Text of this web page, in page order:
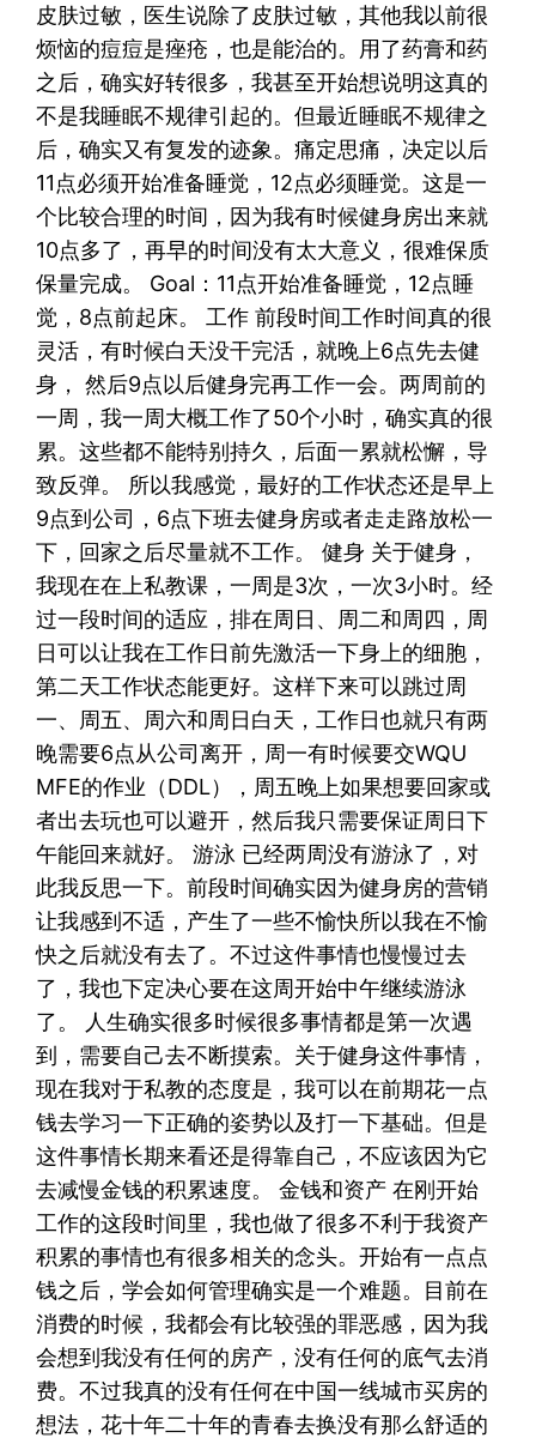
皮肤过敏，医生说除了皮肤过敏，其他我以前很
烦恼的痘痘是痤疮，也是能治的。用了药膏和药
之后，确实好转很多，我甚至开始想说明这真的
不是我睡眠不规律引起的。但最近睡眠不规律之
后，确实又有复发的迹象。痛定思痛，决定以后
11点必须开始准备睡觉，12点必须睡觉。这是一
个比较合理的时间，因为我有时候健身房出来就
10点多了，再早的时间没有太大意义，很难保质
保量完成。 Goal：11点开始准备睡觉，12点睡
觉，8点前起床。 工作 前段时间工作时间真的很
灵活，有时候白天没干完活，就晚上6点先去健
身， 然后9点以后健身完再工作一会。两周前的
一周，我一周大概工作了50个小时，确实真的很
累。这些都不能特别持久，后面一累就松懈，导
致反弹。 所以我感觉，最好的工作状态还是早上
9点到公司，6点下班去健身房或者走走路放松一
下，回家之后尽量就不工作。 健身 关于健身，
我现在在上私教课，一周是3次，一次3小时。经
过一段时间的适应，排在周日、周二和周四，周
日可以让我在工作日前先激活一下身上的细胞，
第二天工作状态能更好。这样下来可以跳过周
一、周五、周六和周日白天，工作日也就只有两
晚需要6点从公司离开，周一有时候要交WQU
MFE的作业（DDL），周五晚上如果想要回家或
者出去玩也可以避开，然后我只需要保证周日下
午能回来就好。 游泳 已经两周没有游泳了，对
此我反思一下。前段时间确实因为健身房的营销
让我感到不适，产生了一些不愉快所以我在不愉
快之后就没有去了。不过这件事情也慢慢过去
了，我也下定决心要在这周开始中午继续游泳
了。 人生确实很多时候很多事情都是第一次遇
到，需要自己去不断摸索。关于健身这件事情，
现在我对于私教的态度是，我可以在前期花一点
钱去学习一下正确的姿势以及打一下基础。但是
这件事情长期来看还是得靠自己，不应该因为它
去减慢金钱的积累速度。 金钱和资产 在刚开始
工作的这段时间里，我也做了很多不利于我资产
积累的事情也有很多相关的念头。开始有一点点
钱之后，学会如何管理确实是一个难题。目前在
消费的时候，我都会有比较强的罪恶感，因为我
会想到我没有任何的房产，没有任何的底气去消
费。不过我真的没有任何在中国一线城市买房的
想法，花十年二十年的青春去换没有那么舒适的